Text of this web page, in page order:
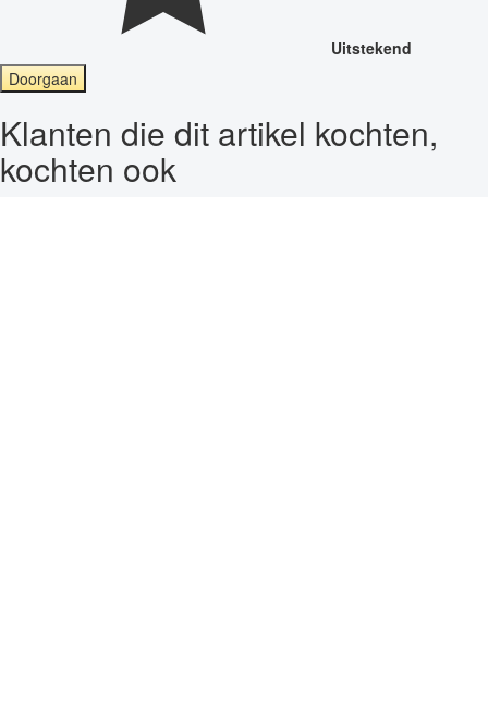
Uitstekend
Doorgaan
Klanten die dit artikel kochten,
kochten ook